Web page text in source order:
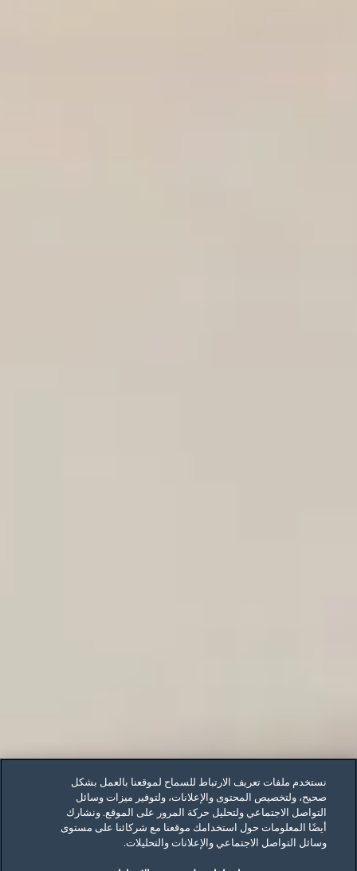
نستخدم ملفات تعريف الارتباط للسماح لموقعنا بالعمل بشكل
صحيح، ولتخصيص المحتوى والإعلانات، ولتوفير ميزات وسائل
التواصل الاجتماعي ولتحليل حركة المرور على الموقع. ونشارك
أيضًا المعلومات حول استخدامك موقعنا مع شركائنا على مستوى
وسائل التواصل الاجتماعي والإعلانات والتحليلات.